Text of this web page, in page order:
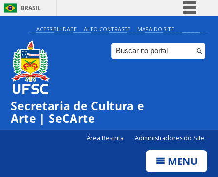
BRASIL
Simplifique!
Comunica BR
Participe
ACESSIBILIDADE ALTO CONTRASTE MAPA DO SITE
Secretaria de Cultura e
Arte | SeCArte
Área Restrita Administradores do Site
MENU